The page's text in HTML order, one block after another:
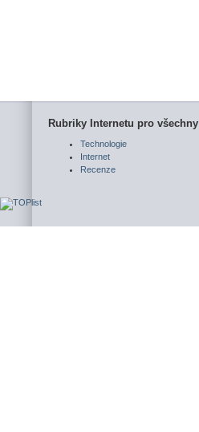
Rubriky Internetu pro všechny
Technologie
Internet
Recenze